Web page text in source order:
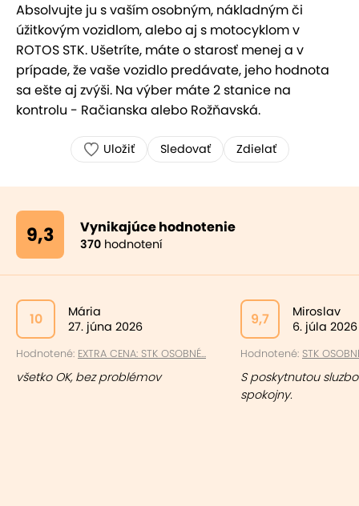
Absolvujte ju s vaším osobným, nákladným či
úžitkovým vozidlom, alebo aj s motocyklom v
ROTOS STK. Ušetríte, máte o starosť menej a v
prípade, že vaše vozidlo predávate, jeho hodnota
sa ešte aj zvýši. Na výber máte 2 stanice na
kontrolu - Račianska alebo Rožňavská.
Uložiť Sledovať Zdielať
9,3 Vynikajúce hodnotenie
370 hodnotení
10
Mária
27. júna 2026
Hodnotené: EXTRA CENA: STK OSOBNÉ...
všetko OK, bez problémov
9,7
Miroslav
6. júla 2026
Hodnotené: STK
S poskytnutou
spokojny.